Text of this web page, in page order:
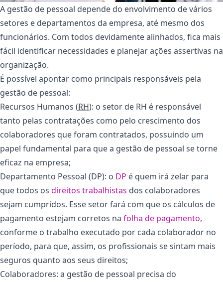
A gestão de pessoal depende do envolvimento de vários
setores e departamentos da empresa, até mesmo dos
funcionários. Com todos devidamente alinhados, fica mais
fácil identificar necessidades e planejar ações assertivas na
organização.
É possível apontar como principais responsáveis pela
gestão de pessoal:
Recursos Humanos (RH): o setor de RH é responsável
tanto pelas contratações como pelo crescimento dos
colaboradores que foram contratados, possuindo um
papel fundamental para que a gestão de pessoal se torne
eficaz na empresa;
Departamento Pessoal (DP): o DP é quem irá zelar para
que todos os direitos trabalhistas dos colaboradores
sejam cumpridos. Esse setor fará com que os cálculos de
pagamento estejam corretos na folha de pagamento,
conforme o trabalho executado por cada colaborador no
período, para que, assim, os profissionais se sintam mais
seguros quanto aos seus direitos;
Colaboradores: a gestão de pessoal precisa do